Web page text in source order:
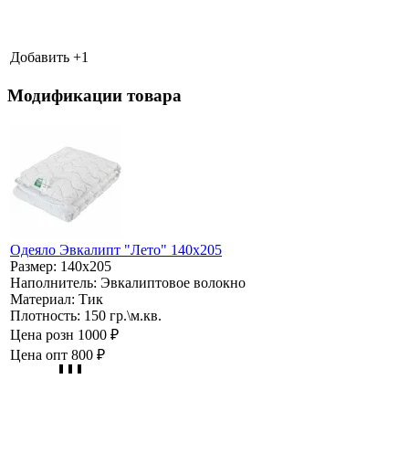
Добавить +1
Модификации товара
Одеяло Эвкалипт "Лето" 140х205
Размер: 140х205
Наполнитель: Эвкалиптовое волокно
Материал: Тик
Плотность: 150 гр.\м.кв.
Цена розн 1000 ₽
Цена опт 800 ₽